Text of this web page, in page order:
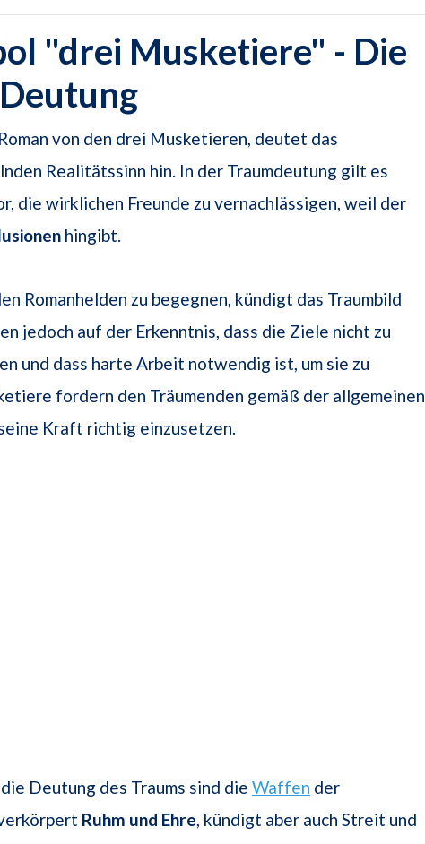
"drei Musketiere" - Die
von den drei Musketieren, deutet das
Realitätssinn hin. In der Traumdeutung gilt es
die wirklichen Freunde zu vernachlässigen, weil der
hingibt.
Romanhelden zu begegnen, kündigt das Traumbild
jedoch auf der Erkenntnis, dass die Ziele nicht zu
und dass harte Arbeit notwendig ist, um sie zu
fordern den Träumenden gemäß der allgemeinen
Kraft richtig einzusetzen.
Deutung des Traums sind die Waffen der
Ruhm und Ehre, kündigt aber auch Streit und